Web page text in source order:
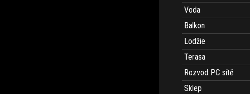
Voda
Balkon
Lodžie
Terasa
Rozvod PC sítě
Sklep